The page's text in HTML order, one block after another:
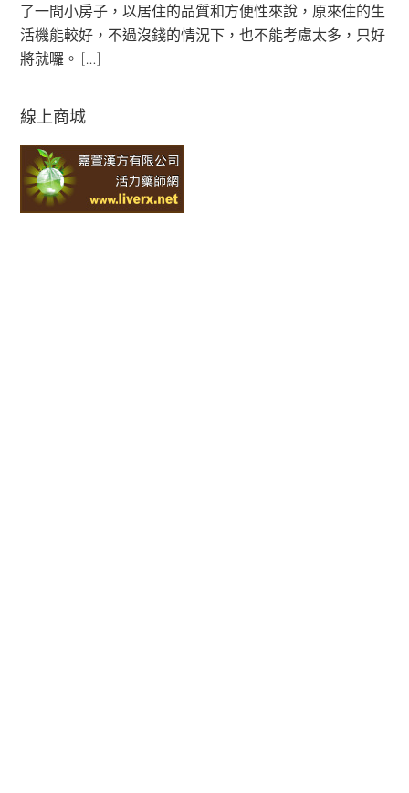
了一間小房子，以居住的品質和方便性來說，原來住的生
活機能較好，不過沒錢的情況下，也不能考慮太多，只好
將就囉。 […]
線上商城